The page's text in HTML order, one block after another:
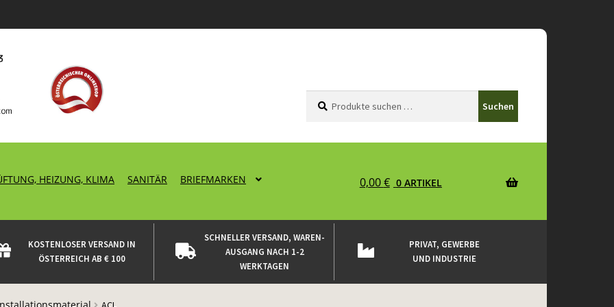
nach:
Suchen
HEIZUNG, KLIMA SANITÄR BRIEFMARKEN 0,00€ 0 ARTIKEL
KOSTENLOSER VERSAND IN
ÖSTERREICH AB € 100
SCHNELLER VERSAND, WAREN-
AUSGANG NACH 1-2
WERKTAGEN
PRIVAT, GEWERBE
UND INDUSTRIE